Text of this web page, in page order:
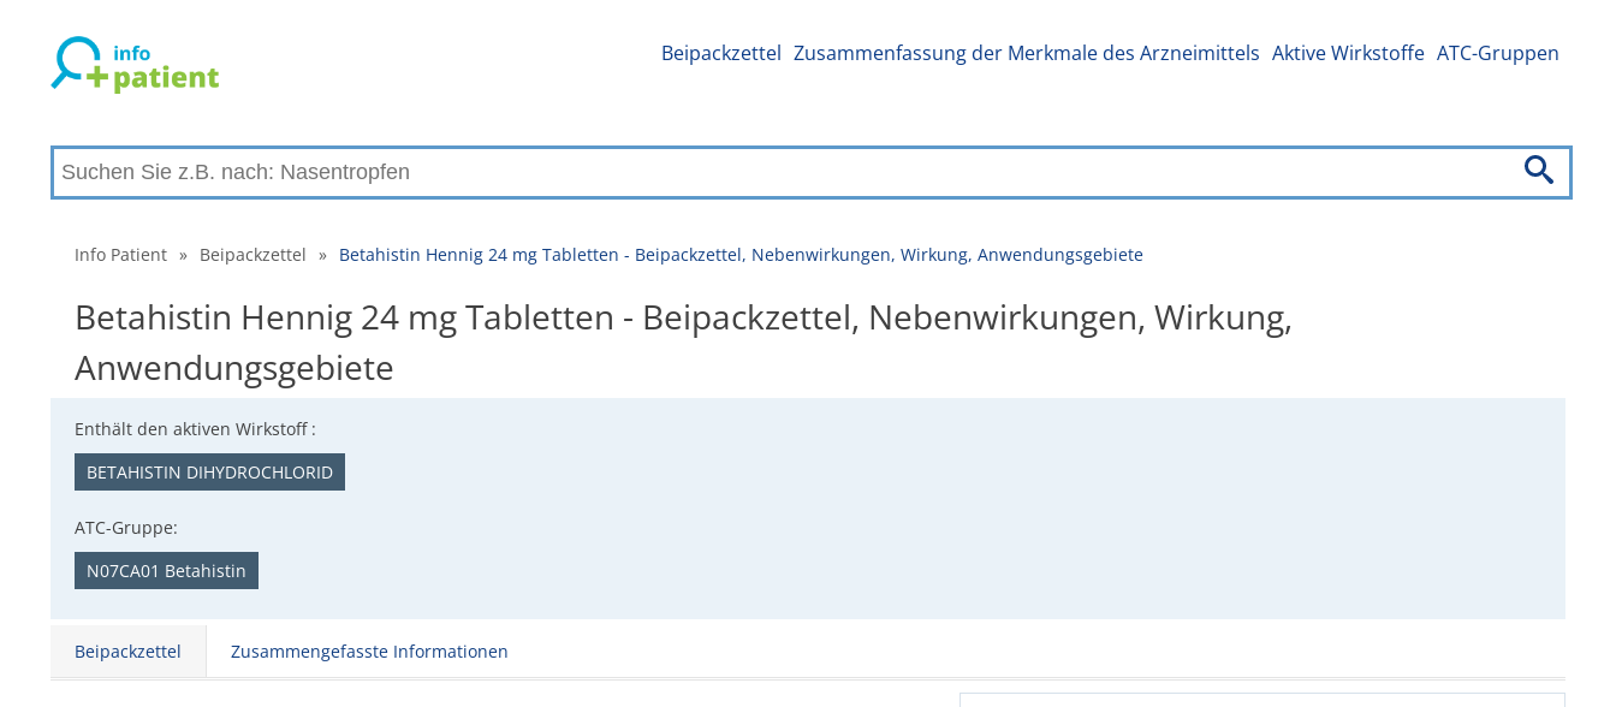
Beipackzettel Zusammenfassung der Merkmale des Arzneimittels Aktive Wirkstoffe ATC-Gruppen
Info Patient » Beipackzettel » Betahistin Hennig 24 mg Tabletten - Beipackzettel, Nebenwirkungen, Wirkung, Anwendungsgebiete
Betahistin Hennig 24 mg Tabletten - Beipackzettel, Nebenwirkungen, Wirkung,
Anwendungsgebiete
Enthält den aktiven Wirkstoff :
BETAHISTIN DIHYDROCHLORID
ATC-Gruppe:
N07CA01 Betahistin
Beipackzettel Zusammengefasste Informationen